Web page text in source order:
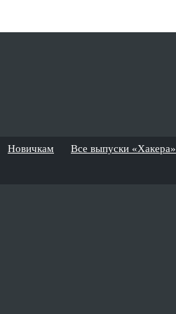
Новичкам Все выпуски «Хакера»